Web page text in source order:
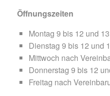
Öffnungszeiten
Montag 9 bis 12 und
Dienstag 9 bis 12 und
Mittwoch nach
Donnerstag 9 bis 12
Freitag nach